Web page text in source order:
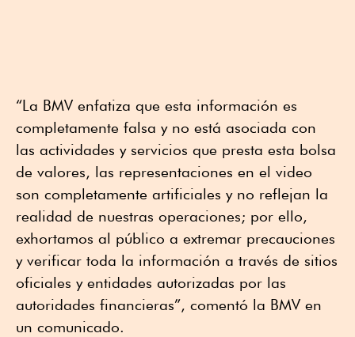
“La BMV enfatiza que esta información es
completamente falsa y no está asociada con
las actividades y servicios que presta esta bolsa
de valores, las representaciones en el video
son completamente artificiales y no reflejan la
realidad de nuestras operaciones; por ello,
exhortamos al público a extremar precauciones
y verificar toda la información a través de sitios
oficiales y entidades autorizadas por las
autoridades financieras”, comentó la BMV en
un comunicado.